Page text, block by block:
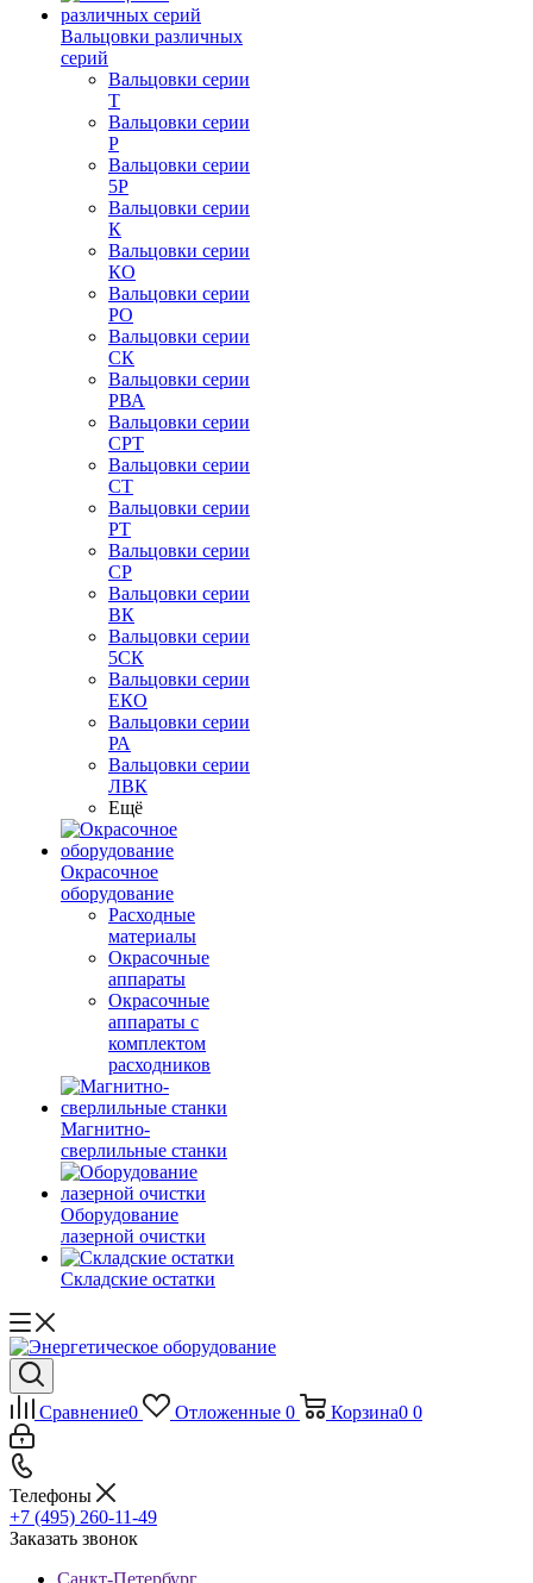
Вальцовки различных
серий
Вальцовки серии
Т
Вальцовки серии
Р
Вальцовки серии
5Р
Вальцовки серии
К
Вальцовки серии
КО
Вальцовки серии
РО
Вальцовки серии
СК
Вальцовки серии
РВА
Вальцовки серии
СРТ
Вальцовки серии
СТ
Вальцовки серии
РТ
Вальцовки серии
СР
Вальцовки серии
ВК
Вальцовки серии
5СК
Вальцовки серии
ЕКО
Вальцовки серии
РА
Вальцовки серии
ЛВК
Ещё
Окрасочное
оборудование
Расходные
материалы
Окрасочные
аппараты
Окрасочные
аппараты с
комплектом
расходников
Магнитно-
сверлильные станки
Оборудование
лазерной очистки
Складские остатки
Сравнение0 Отложенные 0 Корзина0 0
Телефоны
+7 (495) 260-11-49
Заказать звонок
Санкт-Петербург